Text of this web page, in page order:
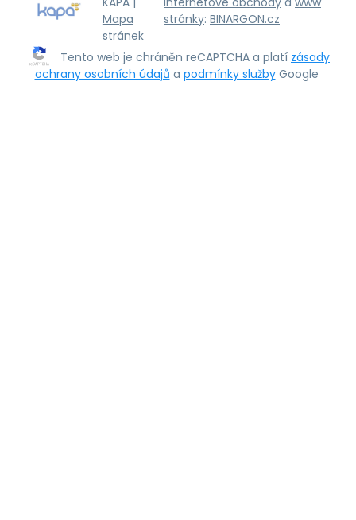
Mapa
stránek
stránky: BINARGON.cz
Tento web je chráněn reCAPTCHA a platí zásady
ochrany osobních údajů a podmínky služby Google